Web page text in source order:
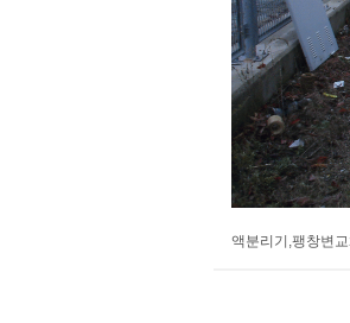
액분리기,팽창변